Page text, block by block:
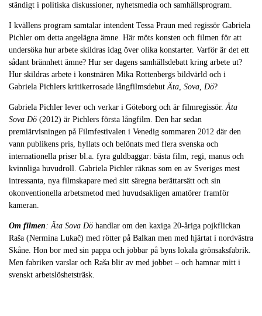
ständigt i politiska diskussioner, nyhetsmedia och samhällsprogram.
I kvällens program samtalar intendent Tessa Praun med regissör Gabriela
Pichler om detta angelägna ämne. Här möts konsten och filmen för att
undersöka hur arbete skildras idag över olika konstarter. Varför är det ett
sådant brännhett ämne? Hur ser dagens samhällsdebatt kring arbete ut?
Hur skildras arbete i konstnären Mika Rottenbergs bildvärld och i
Gabriela Pichlers kritikerrosade långfilmsdebutÄta, Sova, Dö?
Gabriela Pichler lever och verkar i Göteborg och är filmregissör.Äta
Sova Dö (2012) är Pichlers första långfilm. Den har sedan
premiärvisningen på Filmfestivalen i Venedig sommaren 2012 där den
vann publikens pris, hyllats och belönats med flera svenska och
internationella priser bl.a. fyra guldbaggar: bästa film, regi, manus och
kvinnliga huvudroll. Gabriela Pichler räknas som en av Sveriges mest
intressanta, nya filmskapare med sitt säregna berättarsätt och sin
okonventionella arbetsmetod med huvudsakligen amatörer framför
kameran.
Om filmen:Äta Sova Dö handlar om den kaxiga 20-åriga pojkflickan
Raša (Nermina Lukač) med rötter på Balkan men med hjärtat i nordvästra
Skåne. Hon bor med sin pappa och jobbar på byns lokala grönsaksfabrik.
Men fabriken varslar och Raša blir av med jobbet – och hamnar mitt i
svenskt arbetslöshetsträsk.